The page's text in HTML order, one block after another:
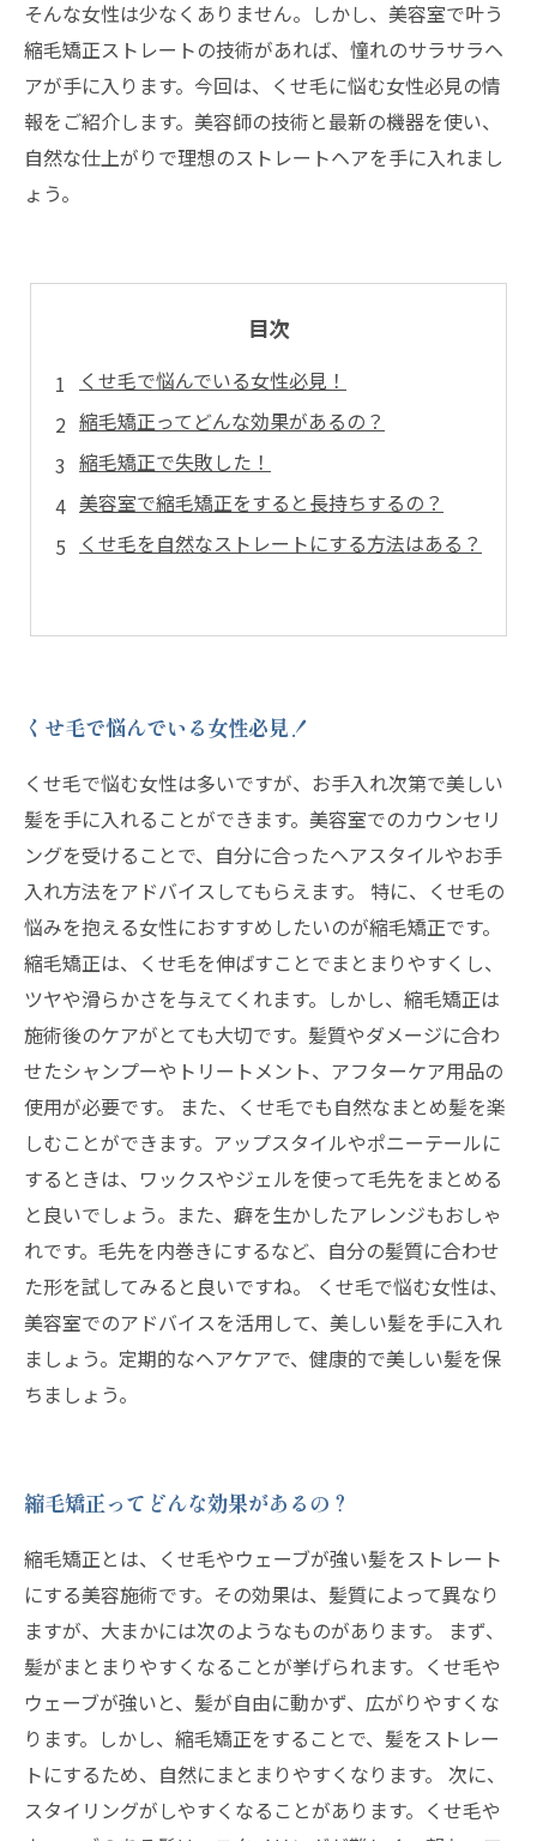
そんな女性は少なくありません。しかし、美容室で叶う
縮毛矯正ストレートの技術があれば、憧れのサラサラヘ
アが手に入ります。今回は、くせ毛に悩む女性必見の情
報をご紹介します。美容師の技術と最新の機器を使い、
自然な仕上がりで理想のストレートヘアを手に入れまし
ょう。
目次
くせ毛で悩んでいる女性必見！
縮毛矯正ってどんな効果があるの？
縮毛矯正で失敗した！
美容室で縮毛矯正をすると長持ちするの？
くせ毛を自然なストレートにする方法はある？
くせ毛で悩んでいる女性必見！
くせ毛で悩む女性は多いですが、お手入れ次第で美しい
髪を手に入れることができます。美容室でのカウンセリ
ングを受けることで、自分に合ったヘアスタイルやお手
入れ方法をアドバイスしてもらえます。 特に、くせ毛の
悩みを抱える女性におすすめしたいのが縮毛矯正です。
縮毛矯正は、くせ毛を伸ばすことでまとまりやすくし、
ツヤや滑らかさを与えてくれます。しかし、縮毛矯正は
施術後のケアがとても大切です。髪質やダメージに合わ
せたシャンプーやトリートメント、アフターケア用品の
使用が必要です。 また、くせ毛でも自然なまとめ髪を楽
しむことができます。アップスタイルやポニーテールに
するときは、ワックスやジェルを使って毛先をまとめる
と良いでしょう。また、癖を生かしたアレンジもおしゃ
れです。毛先を内巻きにするなど、自分の髪質に合わせ
た形を試してみると良いですね。 くせ毛で悩む女性は、
美容室でのアドバイスを活用して、美しい髪を手に入れ
ましょう。定期的なヘアケアで、健康的で美しい髪を保
ちましょう。
縮毛矯正ってどんな効果があるの？
縮毛矯正とは、くせ毛やウェーブが強い髪をストレート
にする美容施術です。その効果は、髪質によって異なり
ますが、大まかには次のようなものがあります。 まず、
髪がまとまりやすくなることが挙げられます。くせ毛や
ウェーブが強いと、髪が自由に動かず、広がりやすくな
ります。しかし、縮毛矯正をすることで、髪をストレー
トにするため、自然にまとまりやすくなります。 次に、
スタイリングがしやすくなることがあります。くせ毛や